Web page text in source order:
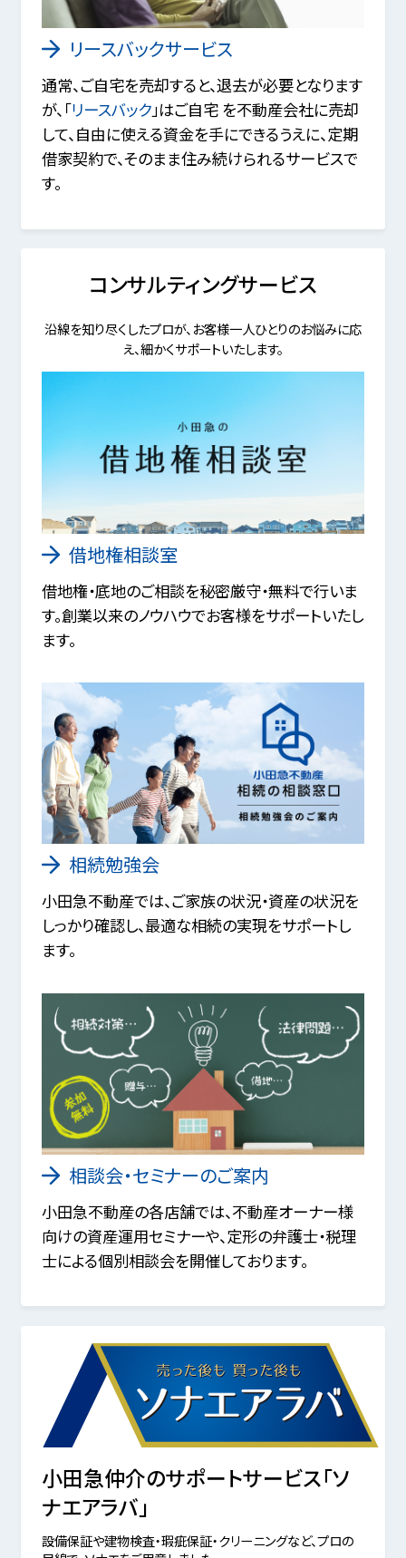
リースバックサービス
通常、ご自宅を売却すると、退去が必要となります
が、「リースバック」はご自宅 を不動産会社に売却
して、自由に使える資金を手にできるうえに、定期
借家契約で、そのまま住み続けられるサービスで
す。
コンサルティングサービス
沿線を知り尽くしたプロが、お客様一人ひとりのお悩みに応
え、細かくサポートいたします。
借地権相談室
借地権・底地のご相談を秘密厳守・無料で行いま
す。創業以来のノウハウでお客様をサポートいたし
ます。
相続勉強会
小田急不動産では、ご家族の状況・資産の状況を
しっかり確認し、最適な相続の実現をサポートし
ます。
相談会・セミナーのご案内
小田急不動産の各店舗では、不動産オーナー様
向けの資産運用セミナーや、定形の弁護士・税理
士による個別相談会を開催しております。
小田急仲介のサポートサービス「ソ
ナエアラバ」
設備保証や建物検査・瑕疵保証・クリーニングなど、プロの